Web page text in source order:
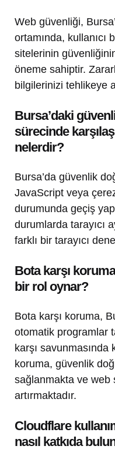
Web güvenliği,
ortamında, kullanıcı
sitelerinin
öneme sahiptir.
bilgilerinizi tehlikeye
Bursa’daki
sürecinde
nelerdir?
Bursa’da güvenlik
JavaScript veya
durumunda geçiş
durumlarda tarayıcı
farklı bir tarayıcı
Bota karşı
bir rol oynar?
Bota karşı koruma,
otomatik programlar
karşı
koruma, güvenlik
sağlanmakta ve web
artırmaktadır.
Cloudflare
nasıl katkıda